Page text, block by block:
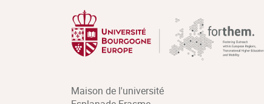
Maison de l'université